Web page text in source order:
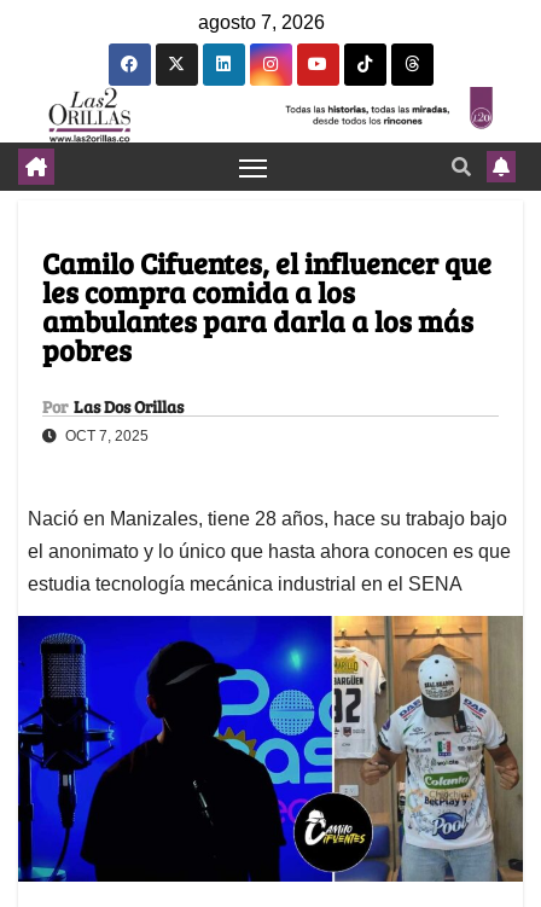
agosto 7, 2026
Camilo Cifuentes, el influencer que
les compra comida a los
ambulantes para darla a los más
pobres
Por Las Dos Orillas
OCT 7, 2025
Nació en Manizales, tiene 28 años, hace su trabajo bajo
el anonimato y lo único que hasta ahora conocen es que
estudia tecnología mecánica industrial en el SENA